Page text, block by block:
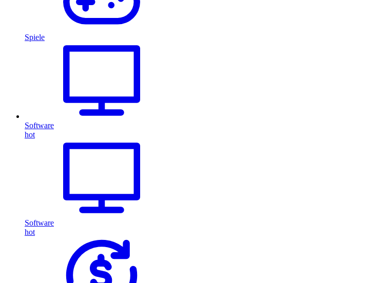
Spiele
Software
hot
Software
hot